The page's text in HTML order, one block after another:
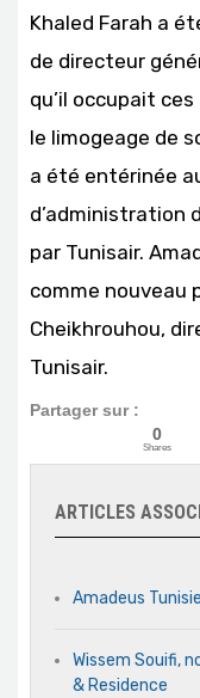
Khaled Farah a
de directeur
qu’il occupait
le limogeage de
a été entérinée
d’administration
par Tunisair.
comme nouveau
Cheikhrouhou,
Tunisair.
Partager sur :
0
Shares
ARTICLES
Amadeus
Wissem Souifi,
& Residence